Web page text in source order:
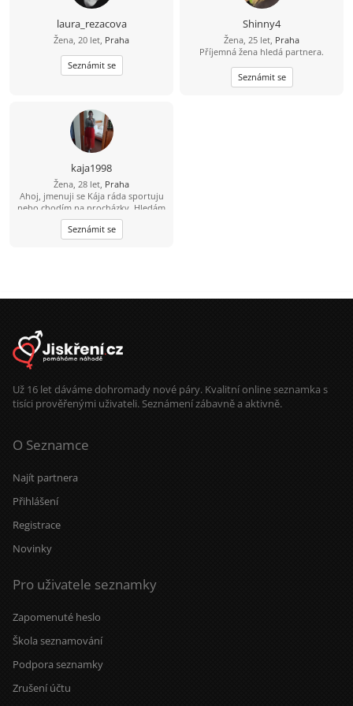
laura_rezacova
Žena, 20 let, Praha
Seznámit se
Shinny4
Žena, 25 let, Praha
Příjemná žena hledá partnera.
Seznámit se
kaja1998
Žena, 28 let, Praha
Ahoj, jmenuji se Kája ráda sportuju
nebo chodím na procházky. Hledám
někoho na dopisování výměnu
fotek, ale když padne jiskra ráda to
povýším
Seznámit se
Už 16 let dáváme dohromady nové páry. Kvalitní online seznamka s
tisíci prověřenými uživateli. Seznámení zábavně a aktivně.
O Seznamce
Najít partnera
Přihlášení
Registrace
Novinky
Pro uživatele seznamky
Zapomenuté heslo
Škola seznamování
Podpora seznamky
Zrušení účtu